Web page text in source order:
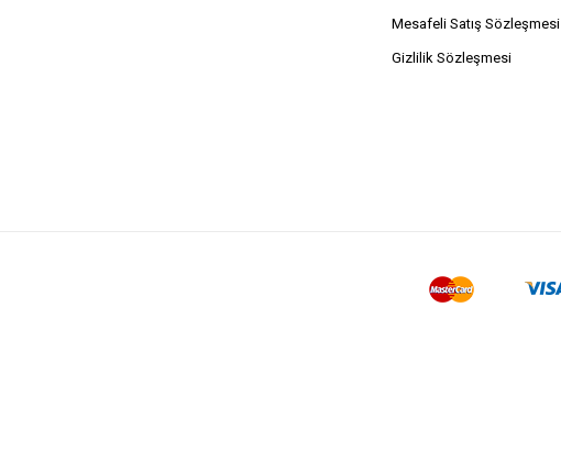
Mesafeli Satış Sözleşmesi
Gizlilik Sözleşmesi